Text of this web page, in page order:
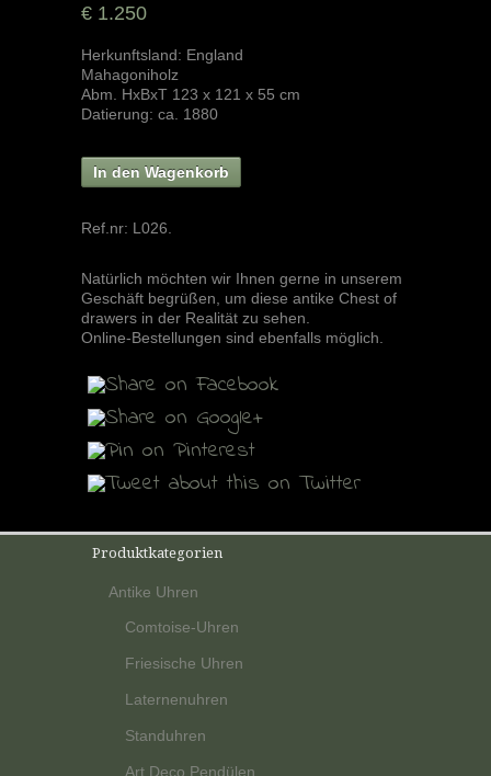
€ 1.250
Herkunftsland: England
Mahagoniholz
Abm. HxBxT 123 x 121 x 55 cm
Datierung: ca. 1880
In den Wagenkorb
Ref.nr: L026
Natürlich möchten wir Ihnen gerne in unserem
Geschäft begrüßen, um diese antike Chest of
drawers in der Realität zu sehen.
Online-Bestellungen sind ebenfalls möglich.
Produktkategorien
Antike Uhren
Comtoise-Uhren
Friesische Uhren
Laternenuhren
Standuhren
Art Deco Pendülen